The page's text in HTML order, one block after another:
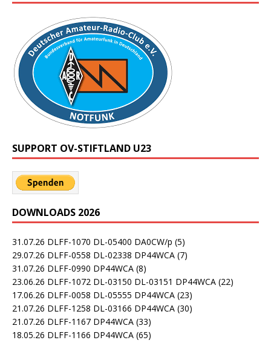
SUPPORT OV-STIFTLAND U23
DOWNLOADS 2026
31.07.26 DLFF-1070 DL-05400 DA0CW/p (5)
29.07.26 DLFF-0558 DL-02338 DP44WCA (7)
31.07.26 DLFF-0990 DP44WCA (8)
23.06.26 DLFF-1072 DL-03150 DL-03151 DP44WCA (22)
17.06.26 DLFF-0058 DL-05555 DP44WCA (23)
21.07.26 DLFF-1258 DL-03166 DP44WCA (30)
21.07.26 DLFF-1167 DP44WCA (33)
18.05.26 DLFF-1166 DP44WCA (65)